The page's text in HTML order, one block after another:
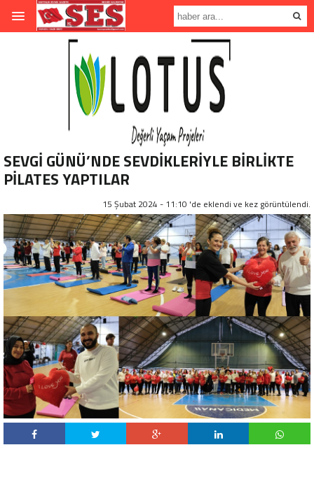
SEVGİ GÜNÜ’NDE SEVDİKLERİYLE BİRLİKTE
PİLATES YAPTILAR
15 Şubat 2024 - 11:10 'de eklendi ve kez görüntülendi.